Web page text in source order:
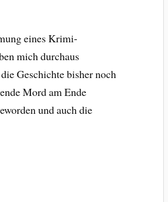
eines Krimi-
mich durchaus
Geschichte bisher noch
Mord am Ende
und auch die